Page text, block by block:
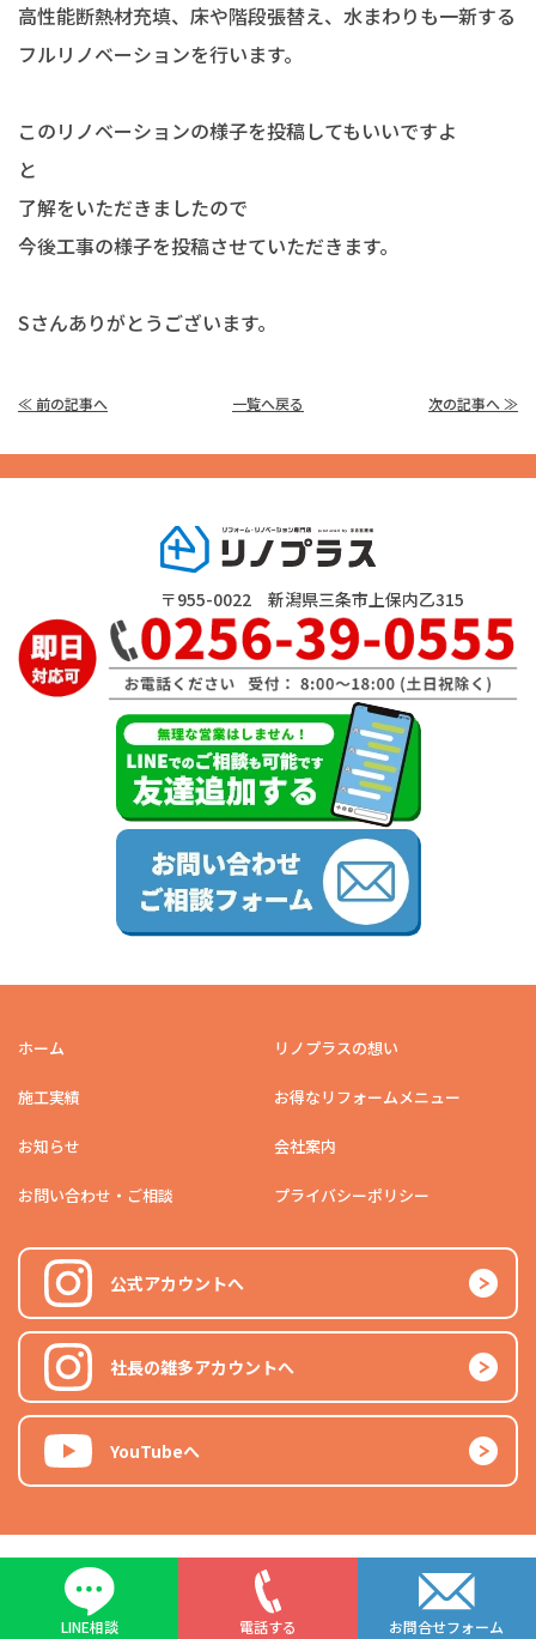
高性能断熱材充填、床や階段張替え、水まわりも一新する
フルリノベーションを行います。
このリノベーションの様子を投稿してもいいですよ
と
了解をいただきましたので
今後工事の様子を投稿させていただきます。
Sさんありがとうございます。
≪ 前の記事へ 一覧へ戻る 次の記事へ ≫
〒955-0022 新潟県三条市上保内乙315
ホーム リノプラスの想い
施工実績 お得なリフォームメニュー
お知らせ 会社案内
お問い合わせ・ご相談 プライバシーポリシー
公式アカウントへ
社長の雑多アカウントへ
YouTubeへ
LINE相談 電話する お問合せフォーム
© 2024 marugo-kensyo co. ltd. All Rights Reserved.